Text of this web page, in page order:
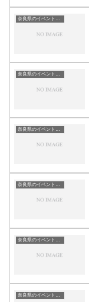
奈良県のイベント会場一覧
奈良県のイベント会場一覧
奈良県のイベント会場一覧